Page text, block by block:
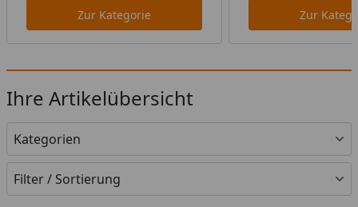
Zur Kategorie Zur
Ihre Artikelübersicht
Kategorien
Filter / Sortierung